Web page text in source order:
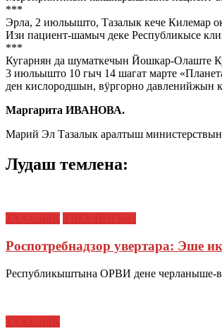
***
Эрла, 2 июльышто, Тазалык кече Килемар
Изи пациент-шамыч деке Республикысе
***
Кугарнян да шуматкечын Йошкар-Олаште
3 июльышто 10 гыч 14 шагат марте
ден кислородшын, вӱргорно
Маргарита ИВАНОВА.
Марий Эл Тазалык аралтыш
Лудаш темлена:
Роспотребнадзор увертара: Эше
Республикыштына ОРВИ дене черланыше-